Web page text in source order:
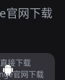
官网下载
接下载
官网下载